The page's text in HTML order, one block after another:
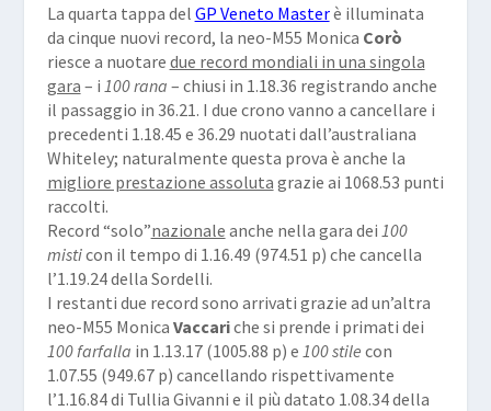
La quarta tappa del GP Veneto Masterè illuminata
da cinque nuovi record, la neo-M55 Monica Corò
riesce a nuotare due record mondiali in una singola
gara – i 100 rana – chiusi in 1.18.36 registrando anche
il passaggio in 36.21. I due crono vanno a cancellare i
precedenti 1.18.45 e 36.29 nuotati dall’australiana
Whiteley; naturalmente questa prova è anche la
migliore prestazione assoluta grazie ai 1068.53 punti
raccolti.
Record “solo”nazionale anche nella gara dei 100
misticon il tempo di 1.16.49 (974.51 p) che cancella
l’1.19.24 della Sordelli.
I restanti due record sono arrivati grazie ad un’altra
neo-M55 Monica Vaccariche si prende i primati dei
100 farfalla in 1.13.17 (1005.88 p) e 100 stile con
1.07.55 (949.67 p) cancellando rispettivamente
l’1.16.84 di Tullia Givanni e il più datato 1.08.34 della